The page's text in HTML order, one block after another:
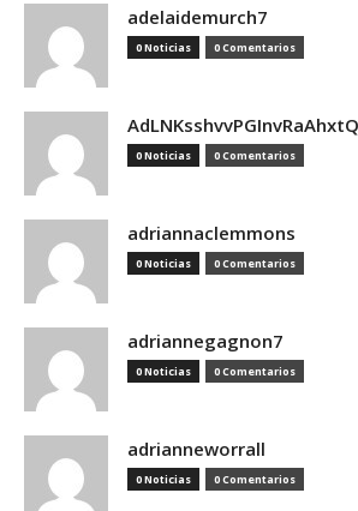
adelaidemurch7
0 Noticias 0 Comentarios
0 Noticias 0 Comentarios
adriannaclemmons
0 Noticias 0 Comentarios
adriannegagnon7
0 Noticias 0 Comentarios
adrianneworrall
0 Noticias 0 Comentarios